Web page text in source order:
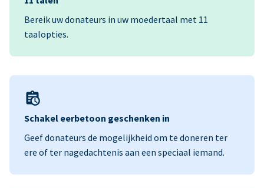
Bereik uw donateurs in uw moedertaal met 11
taalopties.
Schakel eerbetoon geschenken in
Geef donateurs de mogelijkheid om te doneren ter
ere of ter nagedachtenis aan een speciaal iemand.